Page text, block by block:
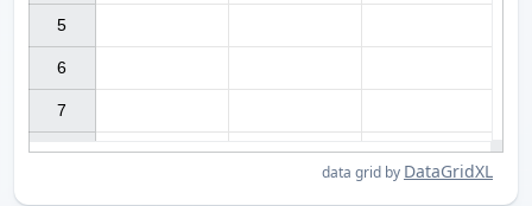
5
6
7
data grid by DataGridXL